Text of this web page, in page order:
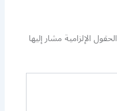
الحقول الإلزامية مشار إليها